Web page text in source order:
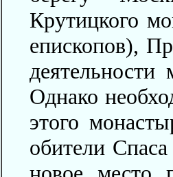
Крутицкого
епископов),
Однако
этого
обители